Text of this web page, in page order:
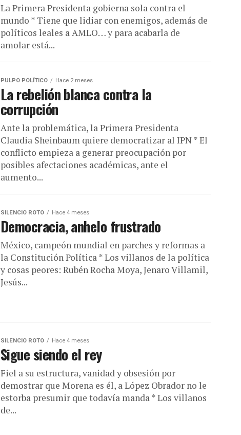
La Primera Presidenta gobierna sola contra el
mundo * Tiene que lidiar con enemigos, además de
políticos leales a AMLO… y para acabarla de
amolar está...
PULPO POLÍTICO Hace 2 meses
La rebelión blanca contra la
corrupción
Ante la problemática, la Primera Presidenta
Claudia Sheinbaum quiere democratizar al IPN * El
conflicto empieza a generar preocupación por
posibles afectaciones académicas, ante el
aumento...
SILENCIO ROTO Hace 4 meses
Democracia, anhelo frustrado
México, campeón mundial en parches y reformas a
la Constitución Política * Los villanos de la política
y cosas peores: Rubén Rocha Moya, Jenaro Villamil,
Jesús...
SILENCIO ROTO Hace 4 meses
Sigue siendo el rey
Fiel a su estructura, vanidad y obsesión por
demostrar que Morena es él, a López Obrador no le
estorba presumir que todavía manda * Los villanos
de...